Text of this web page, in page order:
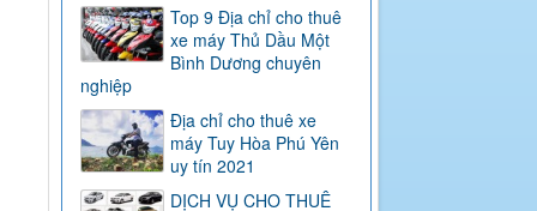
Top 9 Địa chỉ cho thuê
xe máy Thủ Dầu Một
Bình Dương chuyên
nghiệp
Địa chỉ cho thuê xe
máy Tuy Hòa Phú Yên
uy tín 2021
DỊCH VỤ CHO THUÊ